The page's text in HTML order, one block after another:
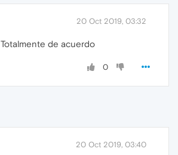
20 Oct 2019, 03:32
Totalmente de acuerdo
0
20 Oct 2019, 03:40